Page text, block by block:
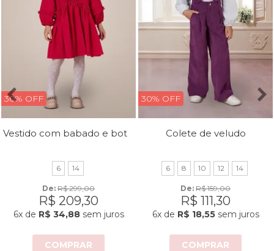
30% OFF
6 14
De: R$ 299,00
R$ 209,30
6xde R$ 34,88sem juros
COMPRAR
30% OFF
Colete de veludo
6 8 10 12 14
De: R$ 159,00
R$ 111,30
6xde R$ 18,55sem juros
COMPRAR